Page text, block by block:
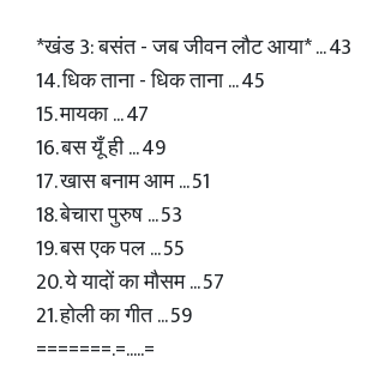
*खंड 3: बसंत - जब जीवन लौट आया* ... 43
14. धिक ताना - धिक ताना ... 45
15. मायका ... 47
16. बस यूँ ही ... 49
17. खास बनाम आम ... 51
18. बेचारा पुरुष ... 53
19. बस एक पल ... 55
20. ये यादों का मौसम ... 57
21. होली का गीत ... 59
=======.=.....=